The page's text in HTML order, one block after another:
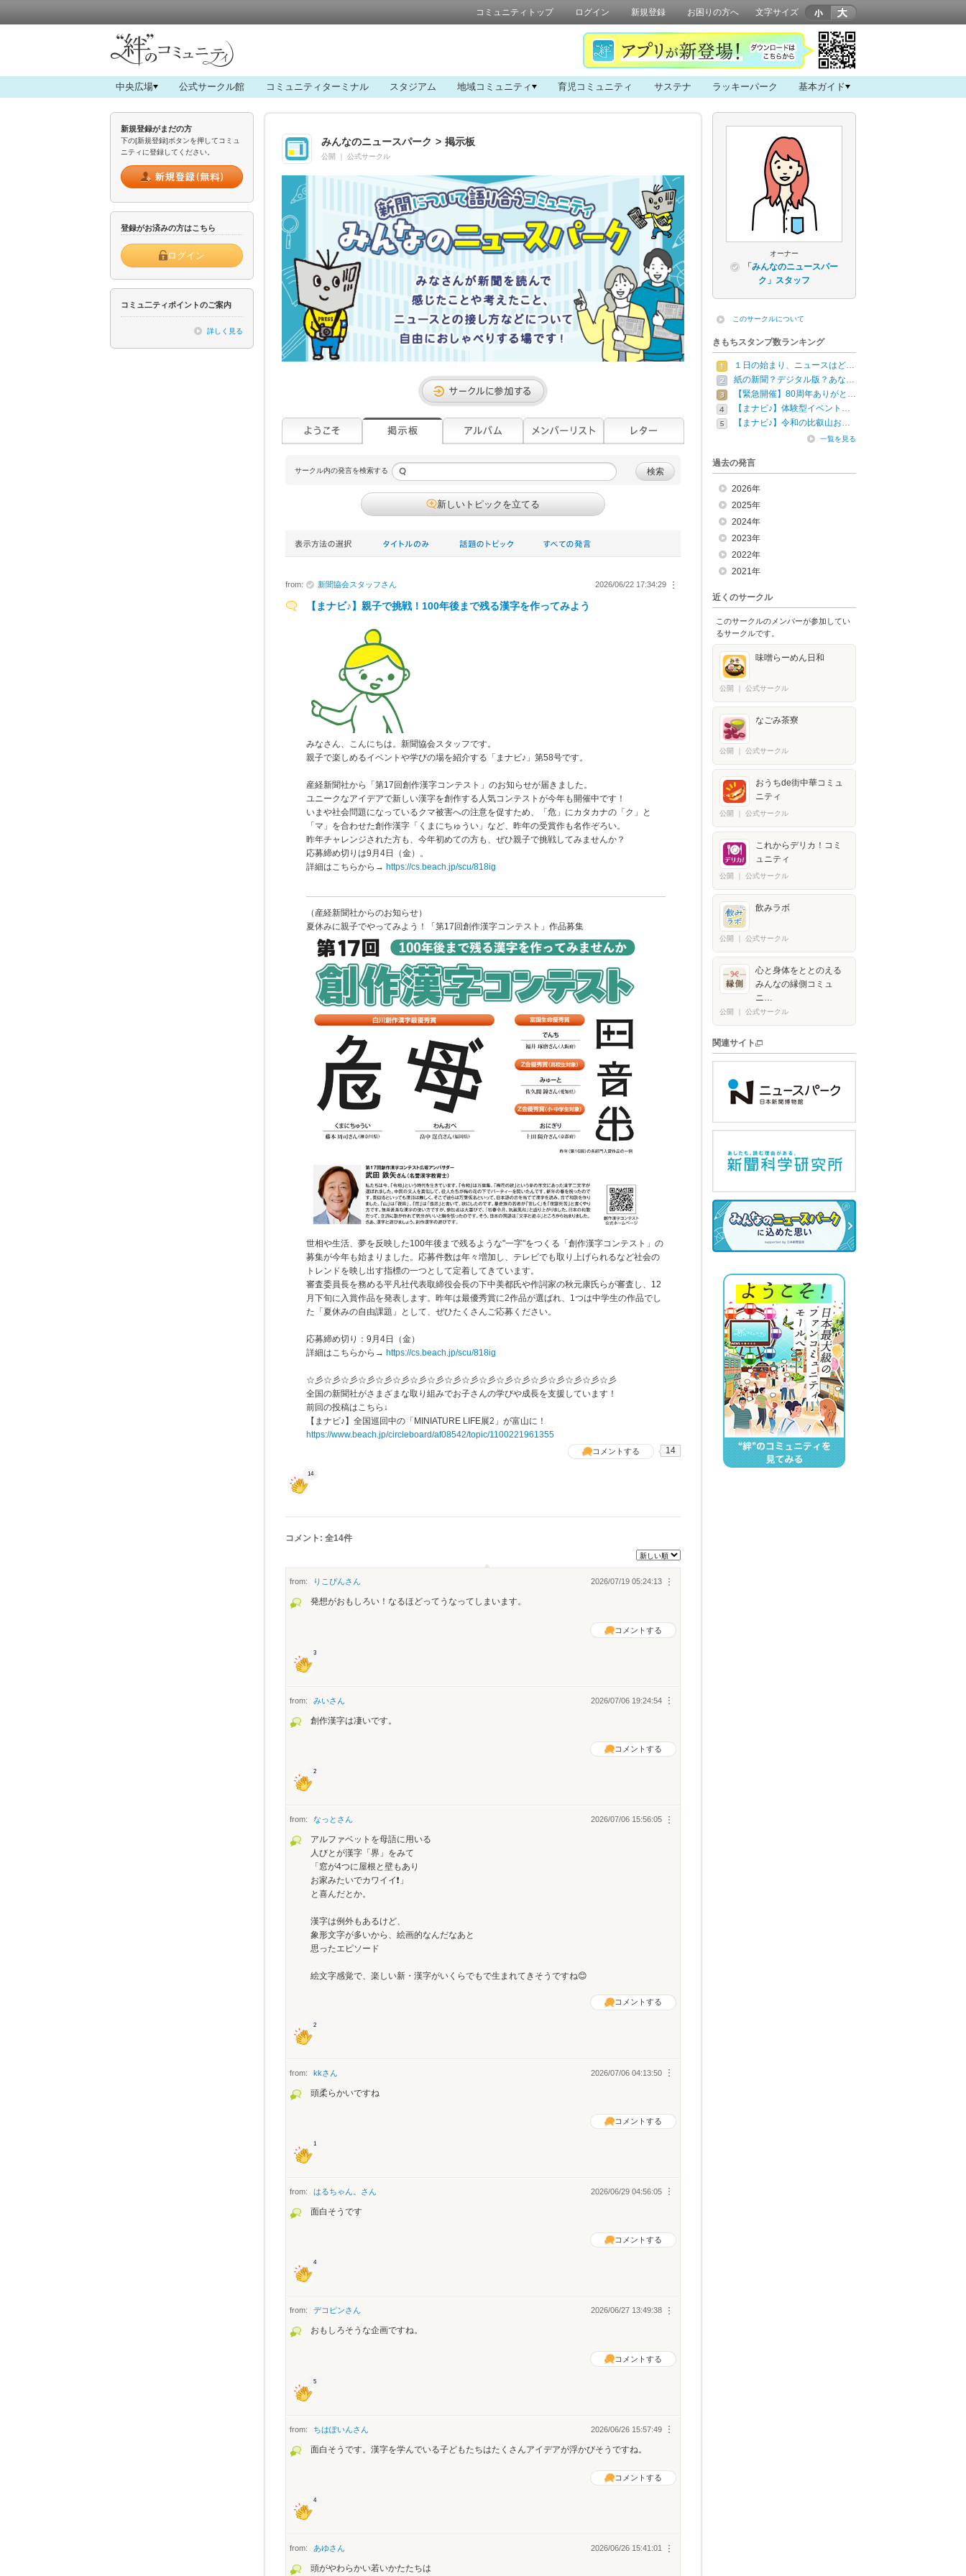
コミュニティトップ ログイン 新規登録 お困りの方へ 文字サイズ
中央広場 公式サークル館 コミュニティターミナル スタジアム 地域コミュニティ 育児コミュニティ サステナ ラッキーパーク 基本ガイド
新規登録がまだの方
下の[新規登録]ボタンを押してコミュ
ニティに登録してください。
登録がお済みの方はこちら
ログイン
コミュ二ティポイントのご案内
詳しく見る
みんなのニュースパーク > 掲示板
公開 公式サークル
サークル内の発言を検索する 検索
新しいトピックを立てる
from: 新聞協会スタッフさん ︙
2026/06/22 17:34:29
【まナビ♪】親子で挑戦！100年後まで残る漢字を作ってみよう
みなさん、こんにちは。新聞協会スタッフです。
親子で楽しめるイベントや学びの場を紹介する「まナビ♪」第58号です。
産経新聞社から「第17回創作漢字コンテスト」のお知らせが届きました。
ユニークなアイデアで新しい漢字を創作する人気コンテストが今年も開催中です！
いまや社会問題になっているクマ被害への注意を促すため、「危」にカタカナの「ク」と
「マ」を合わせた創作漢字「くまにちゅうい」など、昨年の受賞作も名作ぞろい。
昨年チャレンジされた方も、今年初めての方も、ぜひ親子で挑戦してみませんか？
応募締め切りは9月4日（金）。
詳細はこちらから→ https://cs.beach.jp/scu/818ig
（産経新聞社からのお知らせ）
夏休みに親子でやってみよう！「第17回創作漢字コンテスト」作品募集
世相や生活、夢を反映した100年後まで残るような"一字"をつくる「創作漢字コンテスト」の
募集が今年も始まりました。応募件数は年々増加し、テレビでも取り上げられるなど社会の
トレンドを映し出す指標の一つとして定着してきています。
審査委員長を務める平凡社代表取締役会長の下中美都氏や作詞家の秋元康氏らが審査し、12
月下旬に入賞作品を発表します。昨年は最優秀賞に2作品が選ばれ、1つは中学生の作品でし
た「夏休みの自由課題」として、ぜひたくさんご応募ください。
応募締め切り：9月4日（金）
詳細はこちらから→ https://cs.beach.jp/scu/818ig
☆彡☆彡☆彡☆彡☆彡☆彡☆彡☆彡☆彡☆彡☆彡☆彡☆彡☆彡☆彡☆彡☆彡☆彡
全国の新聞社がさまざまな取り組みでお子さんの学びや成長を支援しています！
前回の投稿はこちら↓
【まナビ♪】全国巡回中の「MINIATURE LIFE展2」が富山に！
https://www.beach.jp/circleboard/af08542/topic/1100221961355
コメントする 14
14
コメント: 全14件
from: りこぴんさん ︙
2026/07/19 05:24:13
発想がおもしろい！なるほどってうなってしまいます。
コメントする
3
from: みいさん ︙
2026/07/06 19:24:54
創作漢字は凄いです。
コメントする
2
from: なっと さん ︙
2026/07/06 15:56:05
アルファベットを母語に用いる
人びとが漢字「界」をみて
「窓が4つに屋根と壁もあり
お家みたいでカワイイ❗」
と喜んだとか。
漢字は例外もあるけど、
象形文字が多いから、絵画的なんだなあと
思ったエピソード
絵文字感覚で、楽しい新・漢字がいくらでもで生まれてきそうですね😊
コメントする
2
from: kkさん ︙
2026/07/06 04:13:50
頭柔らかいですね
コメントする
1
from: はるちゃん。 さん ︙
2026/06/29 04:56:05
面白そうです
コメントする
4
from: デコピンさん ︙
2026/06/27 13:49:38
おもしろそうな企画ですね。
コメントする
5
from: ちはぽいんさん ︙
2026/06/26 15:57:49
面白そうです。漢字を学んでいる子どもたちはたくさんアイデアが浮かびそうですね。
コメントする
4
from: あゆさん ︙
2026/06/26 15:41:01
頭がやわらかい若いかたたちは
オーナー
「みんなのニュースパー
ク」スタッフ
このサークルについて
きもちスタンプ数ランキング
１日の始まり、ニュースはど…
紙の新聞？デジタル版？あな…
【緊急開催】80周年ありがと…
【まナビ♪】体験型イベント…
【まナビ♪】令和の比叡山お…
一覧を見る
過去の発言
2026年
2025年
2024年
2023年
2022年
2021年
近くのサークル
このサークルのメンバーが参加してい
るサークルです。
味噌らーめん日和
公開 公式サークル
なごみ茶寮
公開 公式サークル
おうちde街中華コミュ
ニティ
公開 公式サークル
これからデリカ！コミ
ュニティ
公開 公式サークル
飲みラボ
公開 公式サークル
心と身体をととのえる
みんなの縁側コミュ
ニ…
公開 公式サークル
関連サイト